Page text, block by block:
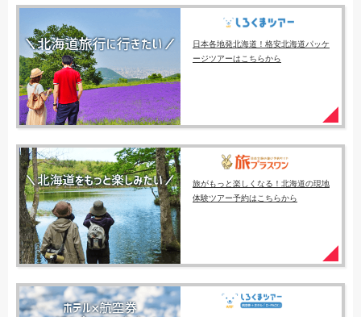
日本各地発北海道！格安北海道パッケ
ージツアーはこちらから
旅がもっと楽しくなる！北海道の現地
体験ツアー予約はこちらから